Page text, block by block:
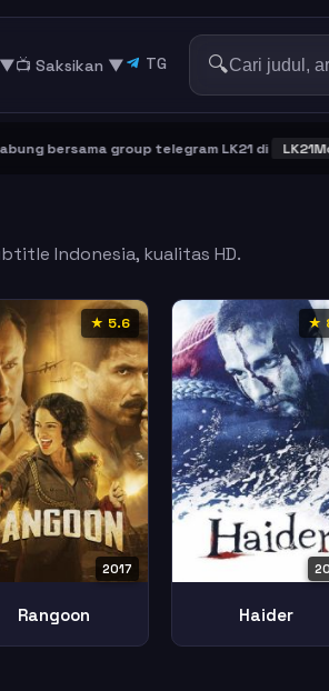
▼📺 Saksikan ▼ TG 🔍
bersama group telegram LK21 di LK21Mobile
Indonesia, kualitas HD.
★ 5.6
2017
Rangoon
★
Haider